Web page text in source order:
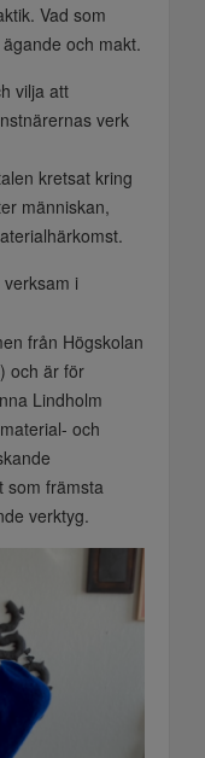
Vad som
och makt.
vilja att
verk
kretsat kring
människan,
i
från Högskolan
och är för
Lindholm
och
som främsta
verktyg.